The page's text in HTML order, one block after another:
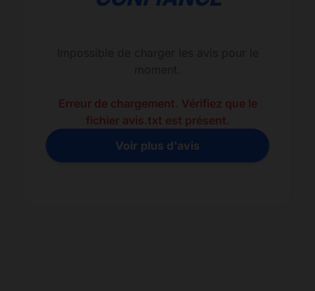
Erreur de chargement. Vérifiez que le
fichier avis.txt est présent.
Voir plus d'avis